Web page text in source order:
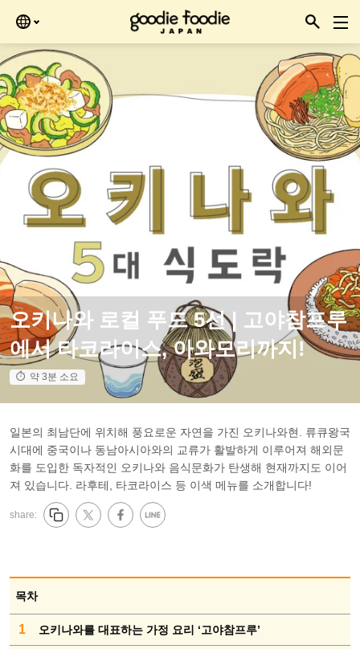
content
을 때 확인하세요.
오키나와 로컬 푸드 5선 | 고야참프루
에서 타코라이스, 아와모리까지!
약 3분 소요
일본의 최남단에 위치해 풍요로운 자연을 가진 오키나와현. 류큐왕국
시대에 중국이나 동남아시아와의 교류가 활발하게 이루어져 해외문
화를 도입한 독자적인 오키나와 음식문화가 탄생해 현재까지도 이어
져 있습니다. 라후테, 타코라이스 등 이색 메뉴를 소개합니다!
share:
목차
1 오키나와를 대표하는 가정 요리 ‘고야참프루’